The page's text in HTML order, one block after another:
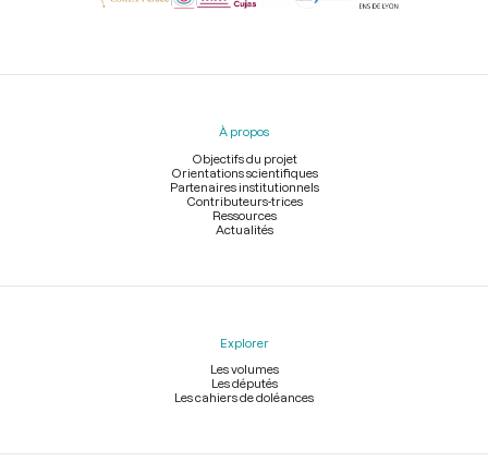
Menu
À propos
Objectifs du projet
Orientations scientifiques
Partenaires institutionnels
Contributeurs-trices
Ressources
Actualités
Explorer
Les volumes
Les députés
Les cahiers de doléances